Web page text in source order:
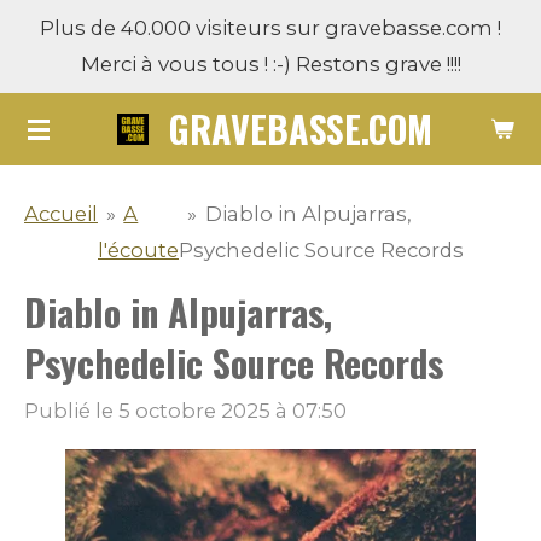
Passer
contenu
principal
GRAVEBASSE.COM
Plus de 40.000 visiteurs sur gravebasse.com !
Merci à vous tous ! :-) Restons grave !!!!
Accueil » A
l'écoute
» Diablo in Alpujarras,
Psychedelic Source Records
Diablo in Alpujarras,
Psychedelic Source Records
Publié le 5 octobre 2025 à 07:50